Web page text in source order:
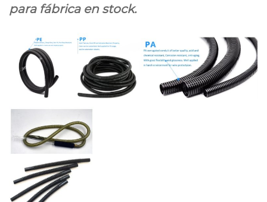
para fábrica en stock.